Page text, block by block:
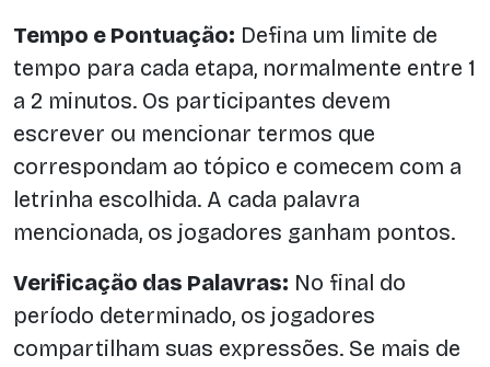
Tempo e Pontuação: Defina um limite de
tempo para cada etapa, normalmente entre 1
a 2 minutos. Os participantes devem
escrever ou mencionar termos que
correspondam ao tópico e comecem com a
letrinha escolhida. A cada palavra
mencionada, os jogadores ganham pontos.
Verificação das Palavras: No final do
período determinado, os jogadores
compartilham suas expressões. Se mais de